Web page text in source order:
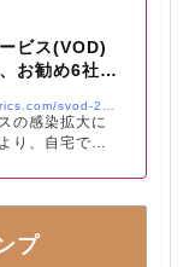
ビス(VOD)
お勧め6社比
の感染拡大に
り、自宅で過
画配信(SVOD)
方も増えてい
グデータを調
プ